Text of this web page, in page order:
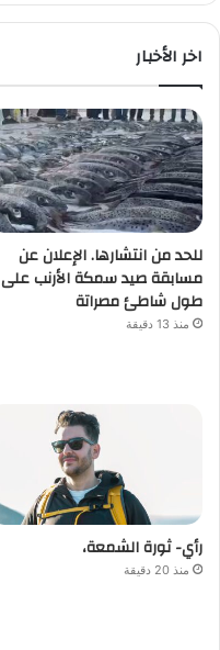
اخر الأخبار
للحد من انتشارها. الإعلان عن
مسابقة صيد سمكة الأرنب على
طول شاطئ مصراتة
منذ 13 دقيقة
رأي- ثورة الشمعة،
منذ 20 دقيقة